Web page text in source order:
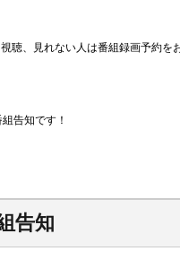
聴、見れない人は番組録画予約を
告知です！
告知